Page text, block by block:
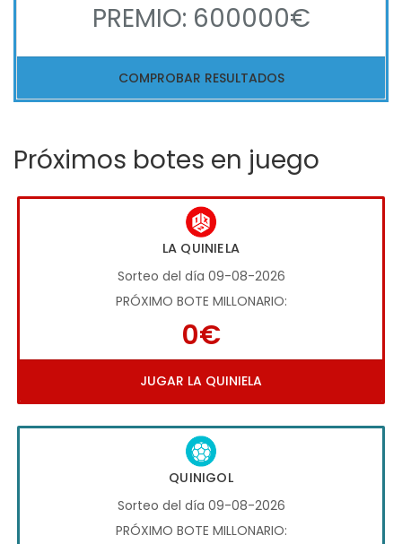
PREMIO: 600000€
COMPROBAR RESULTADOS
Próximos botes en juego
LA QUINIELA
Sorteo del día 09-08-2026
PRÓXIMO BOTE MILLONARIO:
0€
JUGAR LA QUINIELA
QUINIGOL
Sorteo del día 09-08-2026
PRÓXIMO BOTE MILLONARIO: